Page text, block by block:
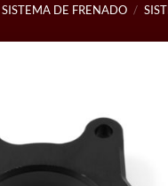
SISTEMA DE FRENADO /